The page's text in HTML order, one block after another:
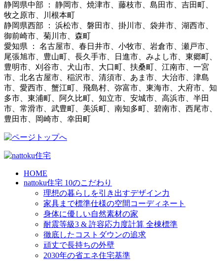
静岡県中部 ： 静岡市、焼津市、藤枝市、島田市、吉田町、
牧之原市、川根本町
静岡県西部 ： 浜松市、磐田市、掛川市、袋井市、湖西市、
御前崎市、菊川市、森町
愛知県 ： 名古屋市、春日井市、小牧市、岩倉市、瀬戸市、
尾張旭市、豊山町、長久手市、日進市、みよし市、東郷町、
豊明市、刈谷市、犬山市、大口町、扶桑町、江南市、一宮
市、北名古屋市、稲沢市、清須市、あま市、大治市、津島
市、愛西市、蟹江町、飛島村、弥富市、東海市、大府市、知
多市、東浦町、阿久比町、知立市、安城市、高浜市、半田
市、常滑市、武豊町、美浜町、南知多町、碧南市、西尾市、
豊田市、岡崎市、幸田町
HOME
nattoku住宅 10のこだわり
理想の暮らしを引き出すデザイン力
家具まで標準仕様の空間コーディネート
身体に優しい自然素材の家
耐震等級3 & 許容応力度計算 全棟標準
徹底したコストダウンの追求
頑丈で長持ちの外壁
2030年の省エネ住宅基準